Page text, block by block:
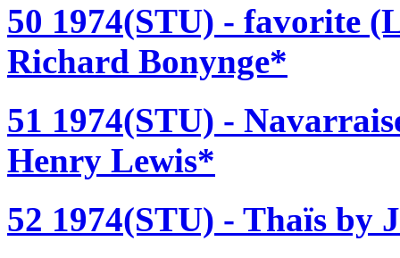
50 1974(STU) - favorite
Richard Bonynge*
51 1974(STU) -
Henry Lewis*
52 1974(STU) - Thaïs by